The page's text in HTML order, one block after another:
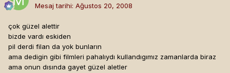
Mesaj tarihi: Ağustos 20, 2008
çok güzel alettir
bizde vardı eskiden
pil derdi filan da yok bunların
ama dedigin gibi filmleri pahalıydı kullandıgımız zamanlarda biraz
ama onun dısında gayet güzel aletler